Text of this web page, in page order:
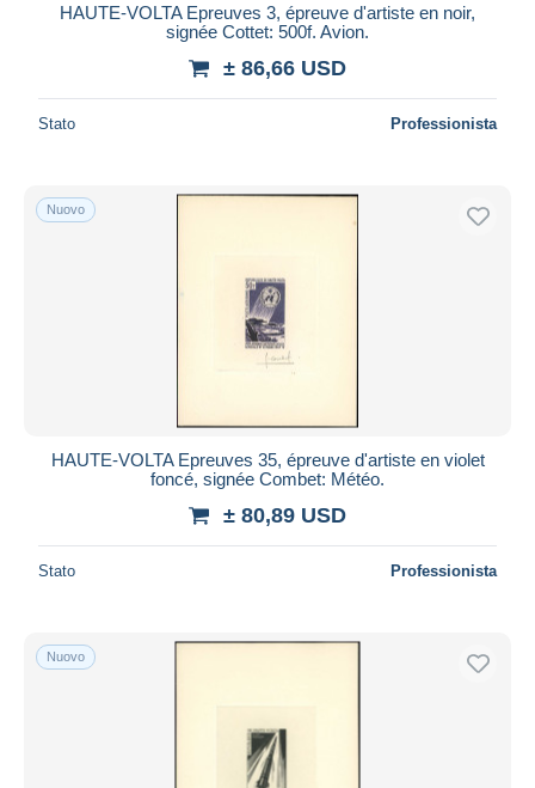
HAUTE-VOLTA Epreuves 3, épreuve d'artiste en noir,
signée Cottet: 500f. Avion.
± 86,66 USD
Stato Professionista
Nuovo
HAUTE-VOLTA Epreuves 35, épreuve d'artiste en violet
foncé, signée Combet: Météo.
± 80,89 USD
Stato Professionista
Nuovo